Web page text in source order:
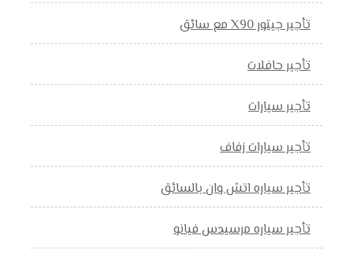
تأجير جيتور X90 مع سائق
تأجير حافلات
تأجير سيارات
تأجير سيارات زفاف
تأجير سياره اتش وان بالسائق
تأجير سياره مرسيدس فيانو